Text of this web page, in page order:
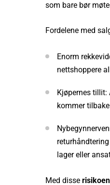
som bare bør
Fordelene med
Enorm
nettshoppere
Kjøpernes tillit:
kommer
lager eller
Med disse